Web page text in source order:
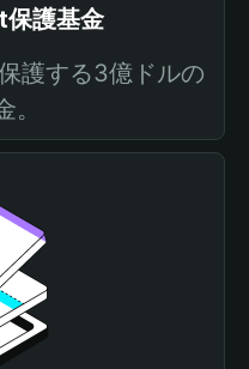
護基金
護する3億ドルの
。